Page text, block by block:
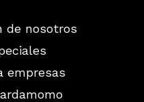
de nosotros
empresas